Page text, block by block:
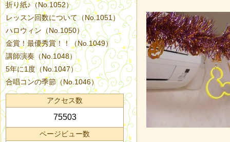
折り紙♪（No.1052）
レッスン回数について（No.1051）
ハロウィン（No.1050）
金賞！最優秀賞！！（No.1049）
講師演奏（No.1048）
5年に1度（No.1047）
合唱コンの季節（No.1046）
アクセス数
75503
ページビュー数